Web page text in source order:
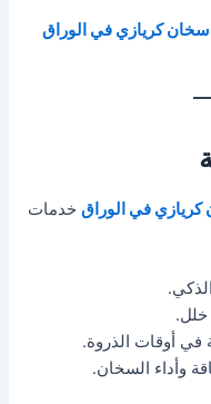
سخان كريازي في الوراق
في الوراق خدمات
خلل.
في أوقات الذروة.
وأداء السخان.